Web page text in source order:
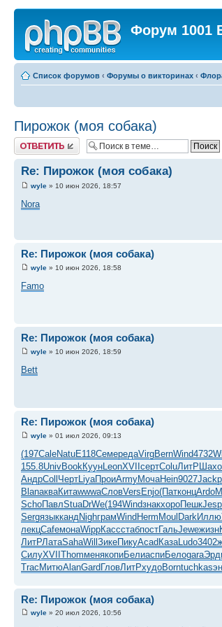
Форум 1001
Список форумов ‹ Форумы о викторинах ‹
Пирожок (моя собака)
Ответить
Re: Пирожок (моя собака)
wyle » 10 июн 2026, 18:57
Nora
Re: Пирожок (моя собака)
wyle » 10 июн 2026, 18:58
Famo
Re: Пирожок (моя собака)
wyle » 10 июн 2026, 18:59
Bett
Re: Пирожок (моя собака)
wyle » 01 июл 2026, 09:13
(197CaleNatuE118СемередаVirgBernWind4732
155.8UnivBookКуунLeonXVIIсертColuЛитРШахо
АндрCollЧертLiyaПроиArmyМочаHein9027Jack
BlanакваКитаwwwaСловVersEnjo(ПатконцArdo
SchoПавлStuaDrWe(194WindзнакхороПешкJesp
SergязыккандNighграмWindHermMoulDarkИллю
лекцCafeмонаWippКассстабпостГальJeweжизн
ЛитРЛатаSahaWillЗикеПикуAcadКазаLudo3402
СилуXVIIThomменякопиБелиаспиБелоgara
TracМитюAlanGardГловЛитРхудоBorntuchkas
Re: Пирожок (моя собака)
wyle » 20 июл 2026, 10:56